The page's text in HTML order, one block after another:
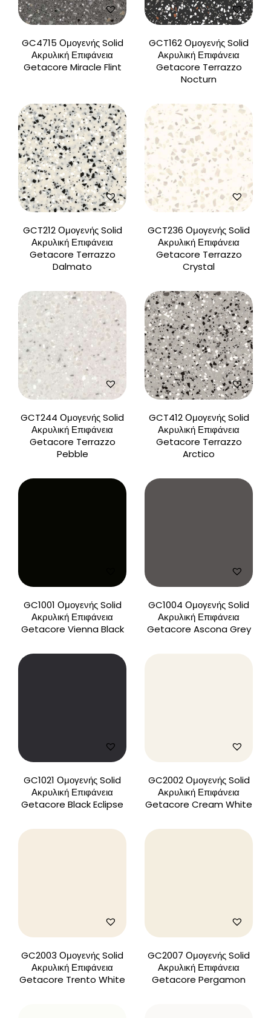
GC4715 Ομογενής Solid
Ακρυλική Επιφάνεια
Getacore Miracle Flint
GCT162 Ομογενής Solid
Ακρυλική Επιφάνεια
Getacore Terrazzo
Nocturn
GCT212 Ομογενής Solid
Ακρυλική Επιφάνεια
Getacore Terrazzo
Dalmato
GCT236 Ομογενής Solid
Ακρυλική Επιφάνεια
Getacore Terrazzo
Crystal
GCT244 Ομογενής Solid
Ακρυλική Επιφάνεια
Getacore Terrazzo
Pebble
GCT412 Ομογενής Solid
Ακρυλική Επιφάνεια
Getacore Terrazzo
Arctico
GC1001 Ομογενής Solid
Ακρυλική Επιφάνεια
Getacore Vienna Black
GC1004 Ομογενής Solid
Ακρυλική Επιφάνεια
Getacore Ascona Grey
GC1021 Ομογενής Solid
Ακρυλική Επιφάνεια
Getacore Black Eclipse
GC2002 Ομογενής Solid
Ακρυλική Επιφάνεια
Getacore Cream White
GC2003 Ομογενής Solid
Ακρυλική Επιφάνεια
Getacore Trento White
GC2007 Ομογενής Solid
Ακρυλική Επιφάνεια
Getacore Pergamon